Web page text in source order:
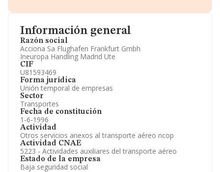
Información general
Razón social
Acciona Sa Flughafen Frankfurt Gmbh
Ineuropa Handling Madrid Ute
CIF
U81593469
Forma jurídica
Unión temporal de empresas
Sector
Transportes
Fecha de constitución
1-6-1996
Actividad
Otros servicios anexos al transporte aéreo ncop
Actividad CNAE
5223 - Actividades auxiliares del transporte aéreo
Estado de la empresa
Baja seguridad social
Accionistas.
Participaciones y Vinculaciones en otras empresas.
Artículos de prensa publicados sobre la empresa.
Información oficial y registral complementaria.